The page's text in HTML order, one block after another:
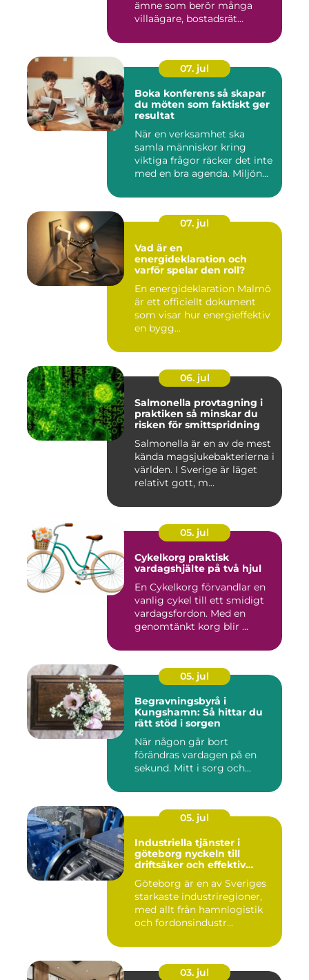
ämne som berör många
villaägare, bostadsrät...
07. jul
Boka konferens så skapar
du möten som faktiskt ger
resultat
När en verksamhet ska
samla människor kring
viktiga frågor räcker det inte
med en bra agenda. Miljön...
07. jul
Vad är en
energideklaration och
varför spelar den roll?
En energideklaration Malmö
är ett officiellt dokument
som visar hur energieffektiv
en bygg...
06. jul
Salmonella provtagning i
praktiken så minskar du
risken för smittspridning
Salmonella är en av de mest
kända magsjukebakterierna i
världen. I Sverige är läget
relativt gott, m...
05. jul
Cykelkorg praktisk
vardagshjälte på två hjul
En Cykelkorg förvandlar en
vanlig cykel till ett smidigt
vardagsfordon. Med en
genomtänkt korg blir ...
05. jul
Begravningsbyrå i
Kungshamn: Så hittar du
rätt stöd i sorgen
När någon går bort
förändras vardagen på en
sekund. Mitt i sorg och...
05. jul
Industriella tjänster i
göteborg nyckeln till
driftsäker och effektiv
Göteborg är en av Sveriges
starkaste industriregioner,
med allt från hamnlogistik
och fordonsindustr...
03. jul